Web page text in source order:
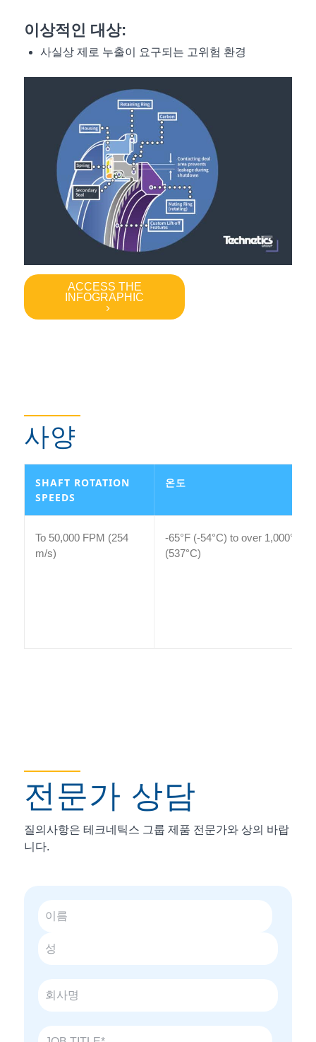
이상적인 대상:
사실상 제로 누출이 요구되는 고위험 환경
ACCESS THE
INFOGRAPHIC
사양
SHAFT ROTATION
SPEEDS
온도
To 50,000 FPM (254
m/s)
-65°F (-54°C) to over 1,000°F
(537°C)
전문가 상담
질의사항은 테크네틱스 그룹 제품 전문가와 상의 바랍
니다.